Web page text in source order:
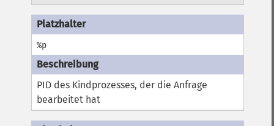
%p
PID des Kindprozesses, der die Anfrage
bearbeitet hat